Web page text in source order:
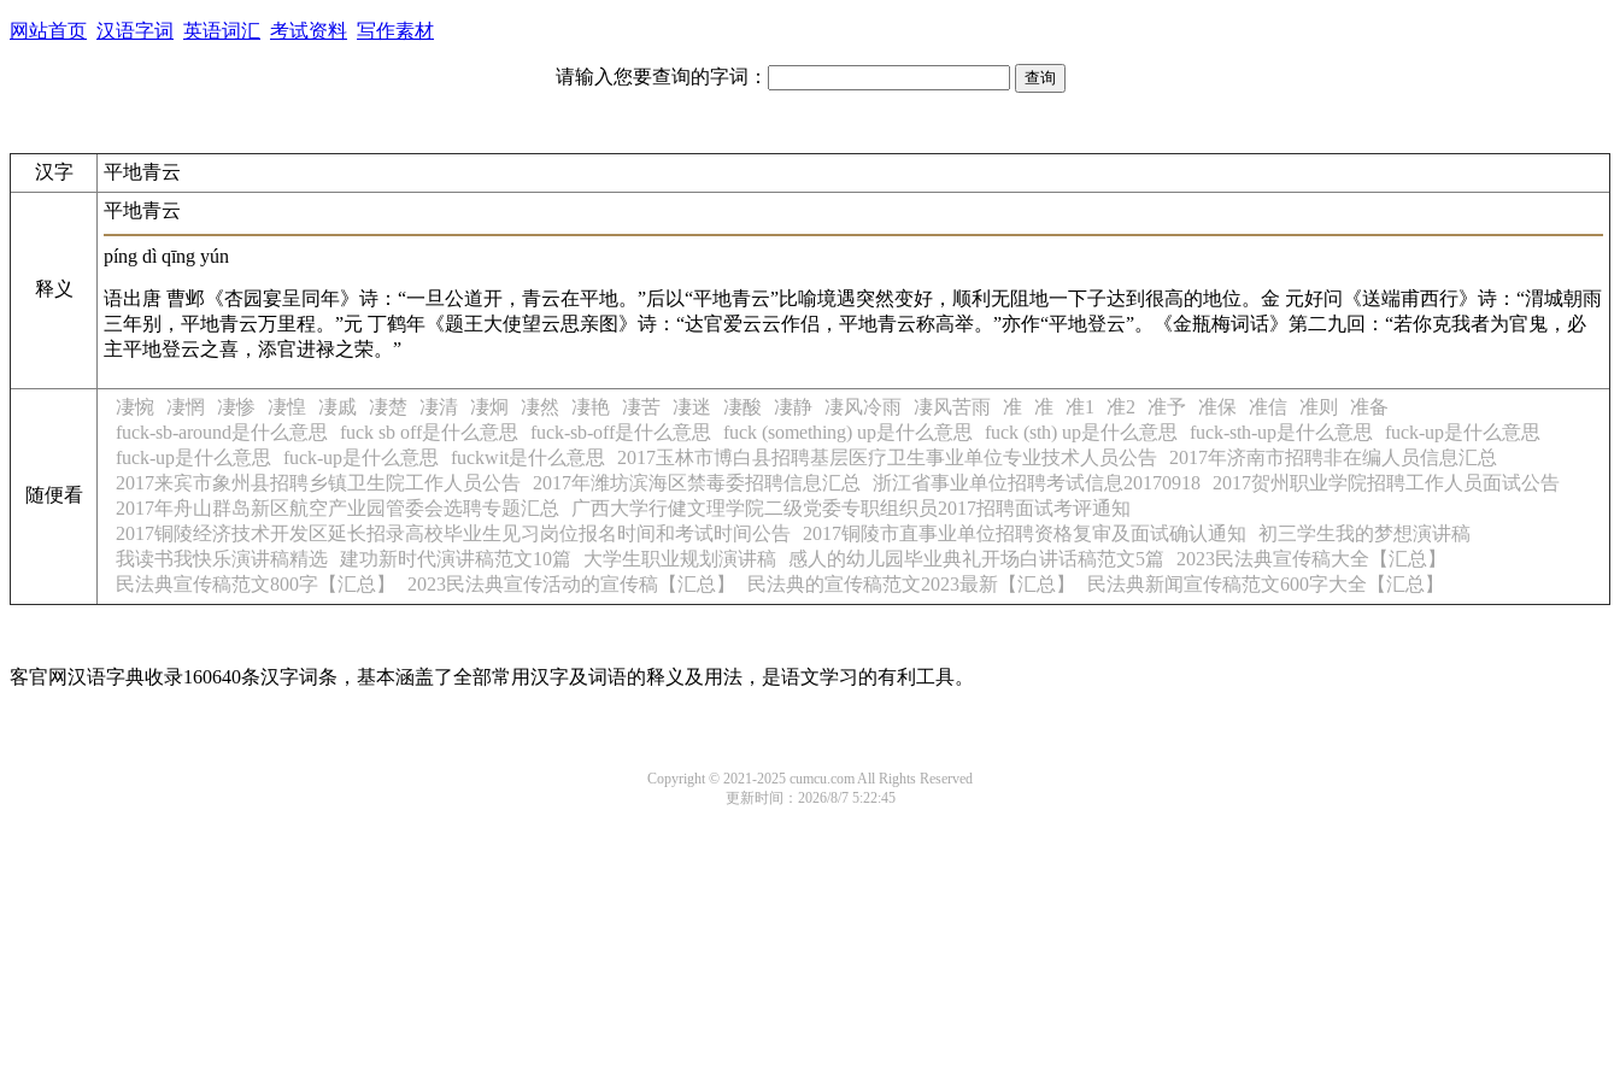
网站首页 汉语字词 英语词汇 考试资料 写作素材
请输入您要查询的字词：
汉字 平地青云
释义
平地青云
píng dì qīng yún
语出唐 曹邺《杏园宴呈同年》诗：“一旦公道开，青云在平地。”后以“平地青云”比喻境遇突然变好，顺利无阻地一下子达到很高的地位。金 元好问《送端甫西行》诗：“渭城朝雨
三年别，平地青云万里程。”元 丁鹤年《题王大使望云思亲图》诗：“达官爱云云作侣，平地青云称高举。”亦作“平地登云”。《金瓶梅词话》第二九回：“若你克我者为官鬼，必
主平地登云之喜，添官进禄之荣。”
随便看
凄惋 凄惘 凄惨 凄惶 凄戚 凄楚 凄清 凄炯 凄然 凄艳 凄苦 凄迷 凄酸 凄静 凄风冷雨 凄风苦雨 准 准 准1 准2 准予 准保 准信 准则
准备
fuck-sb-around是什么意思
fuck sb off是什么意思 fuck-sb-off是什么意思 fuck (something) up是什么意思 fuck (sth) up是什么意思 fuck-sth-up是什么意思
fuck-up是什么意思
fuck-up是什么意思
fuck-up是什么意思 fuckwit是什么意思 2017玉林市博白县招聘基层医疗卫生事业单位专业技术人员公告
2017年济南市招聘非在编人员信息汇总
2017来宾市象州县招聘乡镇卫生院工作人员公告
2017年潍坊滨海区禁毒委招聘信息汇总 浙江省事业单位招聘考试信息20170918
2017贺州职业学院招聘工作人员面试公告
2017年舟山群岛新区航空产业园管委会选聘专题汇总
广西大学行健文理学院二级党委专职组织员2017招聘面试考评通知
2017铜陵经济技术开发区延长招录高校毕业生见习岗位报名时间和考试时间公告
2017铜陵市直事业单位招聘资格复审及面试确认通知
初三学生我的梦想演讲稿
我读书我快乐演讲稿精选
建功新时代演讲稿范文10篇 大学生职业规划演讲稿 感人的幼儿园毕业典礼开场白讲话稿范文5篇
2023民法典宣传稿大全【汇总】
民法典宣传稿范文800字【汇总】
2023民法典宣传活动的宣传稿【汇总】 民法典的宣传稿范文2023最新【汇总】 民法典新闻宣传稿范文600字大全【汇总】
客官网汉语字典收录160640条汉字词条，基本涵盖了全部常用汉字及词语的释义及用法，是语文学习的有利工具。
Copyright © 2021-2025 cumcu.com All Rights Reserved
更新时间：2026/8/7 5:22:45